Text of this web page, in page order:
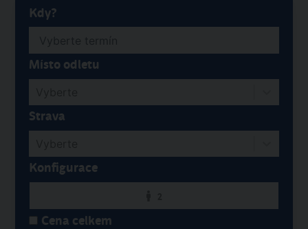
Kdy?
Místo odletu
Strava
Konfigurace
Cena celkem